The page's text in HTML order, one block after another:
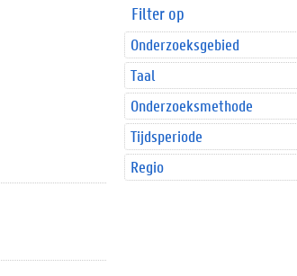
Filter op
Onderzoeksgebied
Taal
Onderzoeksmethode
Tijdsperiode
Regio